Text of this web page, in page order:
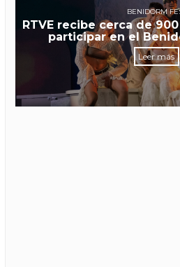
BENIDORM
RTVE recibe cerca de
participar en el
Leer más